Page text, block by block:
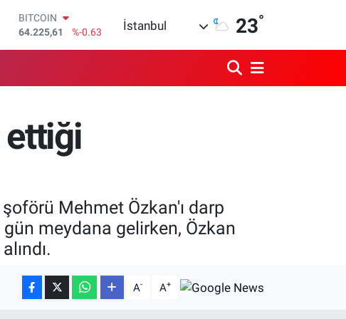
64.225,61
DOLAR
47,7143
%0.16
GRAM ALTIN
6510.40
%0.45
BİST100
İstanbul 23°
ettiği
Mehmet Özkan'ı darp
meydana gelirken, Özkan
A- A+